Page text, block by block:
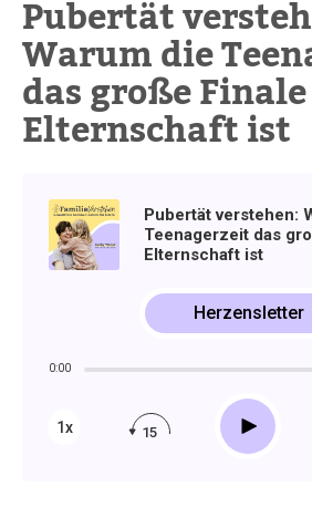
Pubertät
Warum die
das große
Elternschaft ist
Pubertät verstehen:
Teenagerzeit das
Elternschaft ist
0:00
1x 15 Play
Herzensletter